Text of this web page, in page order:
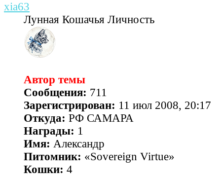
xia63
Лунная Кошачья Личность
Автор темы
Сообщения: 711
Зарегистрирован: 11 июл 2008, 20:17
Откуда: РФ САМАРА
Награды: 1
Имя: Александр
Питомник: «Sovereign Virtue»
Кошки: 4